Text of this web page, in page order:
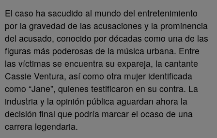
El caso ha sacudido al mundo del entretenimiento
por la gravedad de las acusaciones y la prominencia
del acusado, conocido por décadas como una de las
figuras más poderosas de la música urbana. Entre
las víctimas se encuentra su expareja, la cantante
Cassie Ventura, así como otra mujer identificada
como “Jane”, quienes testificaron en su contra. La
industria y la opinión pública aguardan ahora la
decisión final que podría marcar el ocaso de una
carrera legendaria.